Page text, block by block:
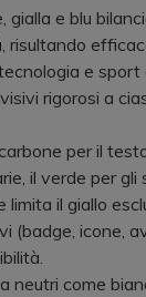
e blu
risultando
e sport
rigorosi a
per il
il verde per gli
limita il giallo
(badge, icone,
come